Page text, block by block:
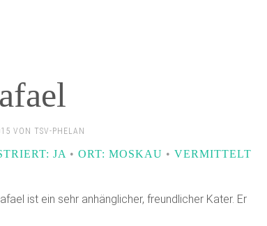
VON TSV-PHELAN
JA • ORT: MOSKAU • VERMITTELT
ist ein sehr anhänglicher, freundlicher Kater. Er